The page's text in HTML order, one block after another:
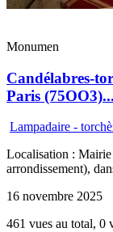
Monumen
Candélabres-
Paris (75OO3)...
Lampadaire -
Localisation : Mairie
arrondissement),
16 novembre 2025
461 vues au total, 0